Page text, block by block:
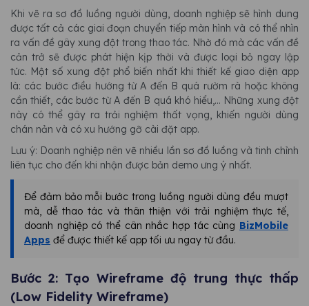
Khi vẽ ra sơ đồ luồng người dùng, doanh nghiệp sẽ hình dung
được tất cả các giai đoạn chuyển tiếp màn hình và có thể nhìn
ra vấn đề gây xung đột trong thao tác. Nhờ đó mà các vấn đề
cản trở sẽ được phát hiện kịp thời và được loại bỏ ngay lập
tức. Một số xung đột phổ biến nhất khi thiết kế giao diện app
là: các bước điều hướng từ A đến B quá rườm rà hoặc không
cần thiết, các bước từ A đến B quá khó hiểu,... Những xung đột
này có thể gây ra trải nghiệm thất vọng, khiến người dùng
chán nản và có xu hướng gỡ cài đặt app.
Lưu ý: Doanh nghiệp nên vẽ nhiều lần sơ đồ luồng và tinh chỉnh
liên tục cho đến khi nhận được bản demo ưng ý nhất.
Để đảm bảo mỗi bước trong luồng người dùng đều mượt
mà, dễ thao tác và thân thiện với trải nghiệm thực tế,
doanh nghiệp có thể cân nhắc hợp tác cùng BizMobile
Apps để được thiết kế app tối ưu ngay từ đầu.
Bước 2: Tạo Wireframe độ trung thực thấp
(Low Fidelity Wireframe)